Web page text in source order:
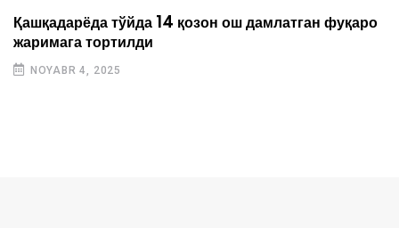
Қашқадарёда тўйда 14 қозон ош дамлатган фуқаро
жаримага тортилди
NOYABR 4, 2025